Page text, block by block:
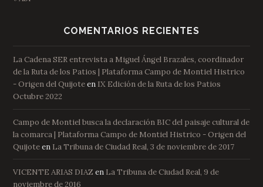
COMENTARIOS RECIENTES
La Cadena SER entrevista a Miguel Ángel Brazales, coordinador
de la Ruta de los Patios | Plataforma Campo de Montiel Histrico
- Origen del Quijoteen IX Edición de la Ruta de los Patios
Octubre 2022
Campo de Montiel busca la declaración BIC del paisaje cultural de
la comarca | Plataforma Campo de Montiel Histrico - Origen del
Quijoteen La Tribuna de Ciudad Real, 3 de noviembre de 2017
VICENTE ARIAS DIAZ en La Tribuna de Ciudad Real, 9 de
noviembre de 2016